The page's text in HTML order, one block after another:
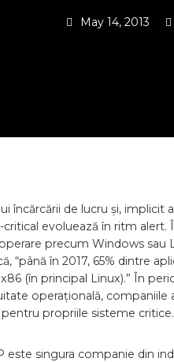
May 14, 2013
încărcării de lucru și,
evoluează în ritm
precum Windows
“până în 2017, 65% dintre
(în principal Linux).” În
operațională,
propriile sisteme critice.
este singura companie din